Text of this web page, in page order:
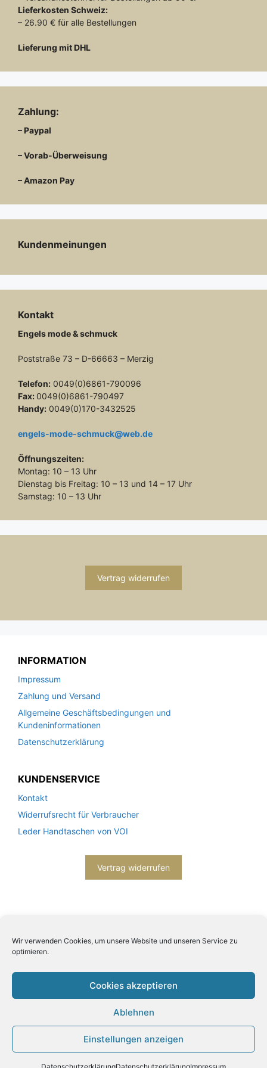
Wir verwenden Cookies, um unsere Website und unseren Service zu
optimieren.
Cookies akzeptieren
Ablehnen
Einstellungen anzeigen
Lieferkosten Schweiz:
– 26.90 € für alle Bestellungen
Lieferung mit DHL
Zahlung:
– Paypal
– Vorab-Überweisung
– Amazon Pay
Kundenmeinungen
Kontakt
Engels mode & schmuck
Poststraße 73 – D-66663 – Merzig
Telefon: 0049(0)6861-790096
Fax: 0049(0)6861-790497
Handy: 0049(0)170-3432525
engels-mode-schmuck@web.de
Öffnungszeiten:
Montag: 10 – 13 Uhr
Dienstag bis Freitag: 10 – 13 und 14 – 17 Uhr
Samstag: 10 – 13 Uhr
Vertrag widerrufen
INFORMATION
Impressum
Zahlung und Versand
Allgemeine Geschäftsbedingungen und
Kundeninformationen
Datenschutzerklärung
KUNDENSERVICE
Kontakt
Widerrufsrecht für Verbraucher
Leder Handtaschen von VOI
Vertrag widerrufen
2026© Engels mode schmuck -Datenschutzerklärung
Impressum- Bitte beachten Sie unsere
Produkt zum Warenkorb hinzugefügt.
0 Artikel -0,00€